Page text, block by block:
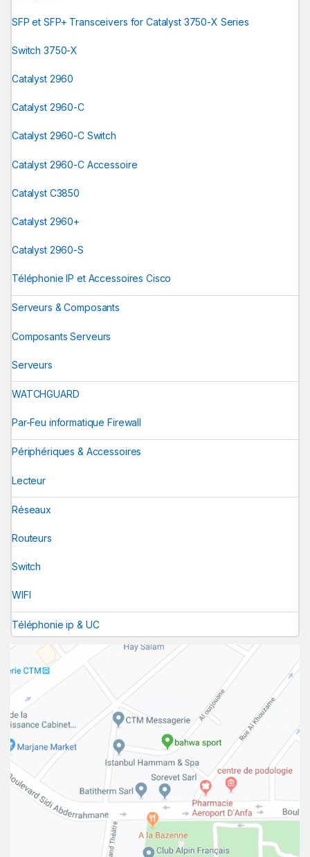
SFP et SFP+ Transceivers for Catalyst 3750-X Series
Switch 3750-X
Catalyst 2960
Catalyst 2960-C
Catalyst 2960-C Switch
Catalyst 2960-C Accessoire
Catalyst C3850
Catalyst 2960+
Catalyst 2960-S
Téléphonie IP et Accessoires Cisco
Serveurs & Composants
Composants Serveurs
Serveurs
WATCHGUARD
Par-Feu informatique Firewall
Périphériques & Accessoires
Lecteur
Réseaux
Routeurs
Switch
WIFI
Téléphonie ip & UC